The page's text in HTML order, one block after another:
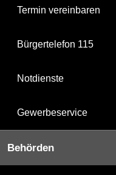
Termin vereinbaren
Bürgertelefon 115
Notdienste
Gewerbeservice
Behörden